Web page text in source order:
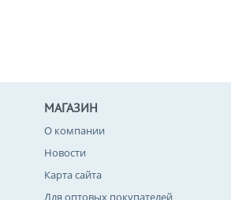
МАГАЗИН
О компании
Новости
Карта сайта
Для оптовых покупателей